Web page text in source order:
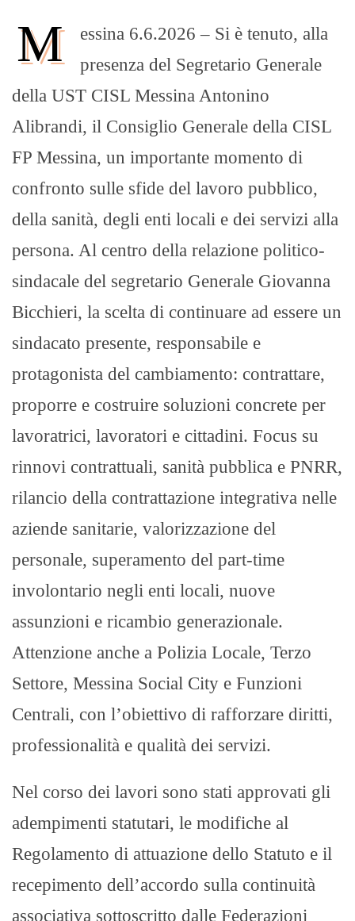
M
essina 6.6.2026 – Si è tenuto, alla
presenza del Segretario Generale
della UST CISL Messina Antonino
Alibrandi, il Consiglio Generale della CISL
FP Messina, un importante momento di
confronto sulle sfide del lavoro pubblico,
della sanità, degli enti locali e dei servizi alla
persona. Al centro della relazione politico-
sindacale del segretario Generale Giovanna
Bicchieri, la scelta di continuare ad essere un
sindacato presente, responsabile e
protagonista del cambiamento: contrattare,
proporre e costruire soluzioni concrete per
lavoratrici, lavoratori e cittadini. Focus su
rinnovi contrattuali, sanità pubblica e PNRR,
rilancio della contrattazione integrativa nelle
aziende sanitarie, valorizzazione del
personale, superamento del part-time
involontario negli enti locali, nuove
assunzioni e ricambio generazionale.
Attenzione anche a Polizia Locale, Terzo
Settore, Messina Social City e Funzioni
Centrali, con l’obiettivo di rafforzare diritti,
professionalità e qualità dei servizi.
Nel corso dei lavori sono stati approvati gli
adempimenti statutari, le modifiche al
Regolamento di attuazione dello Statuto e il
recepimento dell’accordo sulla continuità
associativa sottoscritto dalle Federazioni